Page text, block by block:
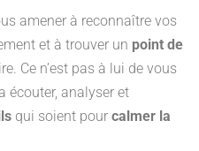
amener à reconnaître vos
et à trouver un point de
Ce n’est pas à lui de vous
écouter, analyser et
qui soient pour calmer la